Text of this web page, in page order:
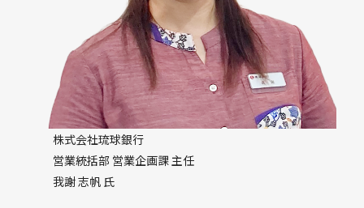
株式会社琉球銀行
営業統括部 営業企画課 主任
我謝 志帆 氏